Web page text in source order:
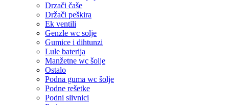
Drzači čaše
Držači peškira
Ek ventili
Genzle wc solje
Gumice i dihtunzi
Lule baterija
Manžetne wc šolje
Ostalo
Podna guma wc šolje
Podne rešetke
Podni slivnici